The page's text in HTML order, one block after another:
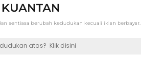
KUANTAN
sentiasa berubah kedudukan kecuali iklan berbayar.
atas? Klik disini